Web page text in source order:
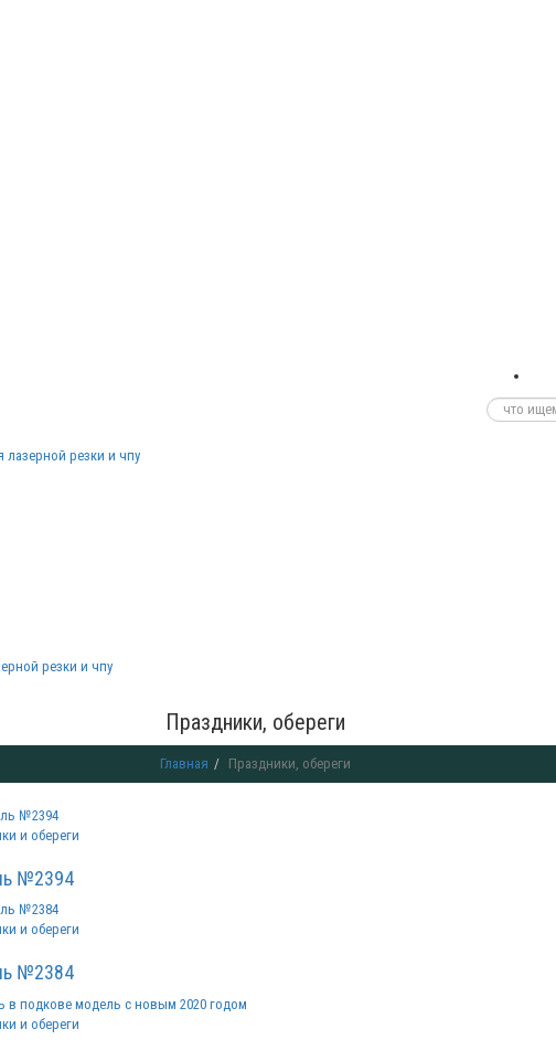
лазерной резки и чпу
резки и чпу
Праздники, обереги
Главная Праздники, обереги
и обереги
№2394
и обереги
№2384
и обереги